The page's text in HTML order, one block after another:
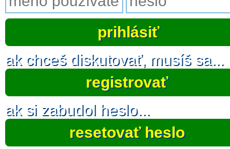
ak chceš diskutovať, musíš sa...
registrovať
ak si zabudol heslo...
resetovať heslo